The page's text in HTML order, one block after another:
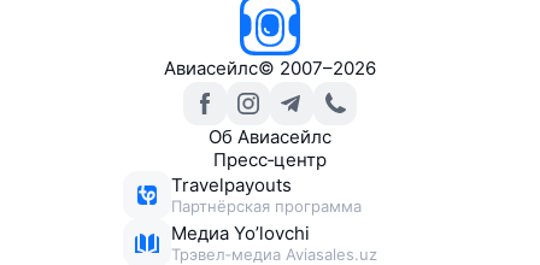
Авиасейлс© 2007–2026
Об Авиасейлс
Пресс‑центр
Travelpayouts
Партнёрская программа
Медиа Yo’lovchi
Трэвел‑медиа Aviasales.uz